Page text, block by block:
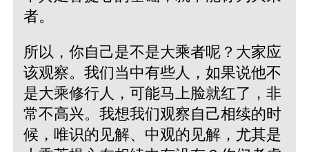
者。
所以，你自己是不是大乘者呢？大家应
该观察。我们当中有些人，如果说他不
是大乘修行人，可能马上脸就红了，非
常不高兴。我想我们观察自己相续的时
候，唯识的见解、中观的见解，尤其是